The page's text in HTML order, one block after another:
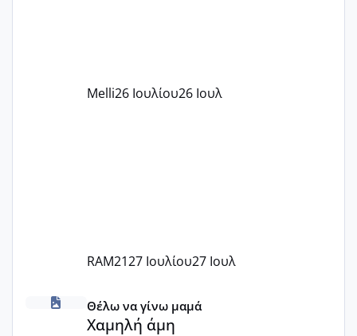
Εγώ πήγα σε έναν ιδιωτικό παιδικό στ
Melli26 Ιουλίου26 Ιουλ
RAM2127 Ιουλίου27 Ιουλ
Χαμηλή άμη
Θέλω να γίνω μαμά
Χαμηλή άμη